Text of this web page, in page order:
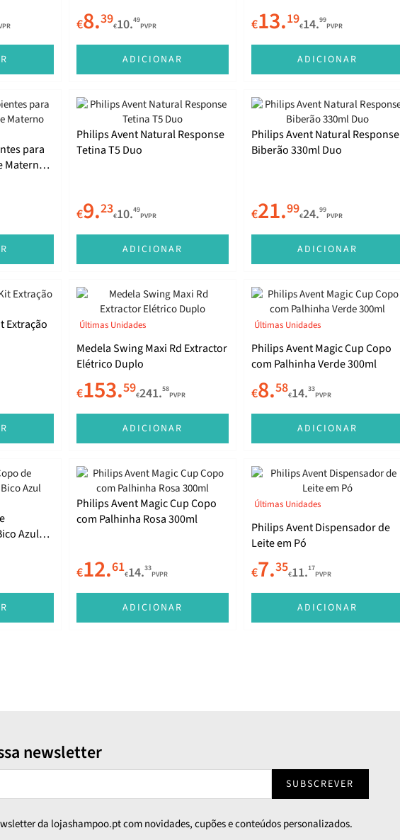
€8.39€10.49
PVPR
ADICIONAR
€13.19€14.99
PVPR
ADICIONAR
para
Philips Avent Natural Response
Tetina T5 Duo
€9.23€10.49
PVPR
ADICIONAR
Philips Avent Natural Response
Biberão 330ml Duo
€21.99€24.99
PVPR
ADICIONAR
Extração
Últimas Unidades
Medela Swing Maxi Rd Extractor
Elétrico Duplo
€153.59€241.58
PVPR
ADICIONAR
Últimas Unidades
Philips Avent Magic Cup Copo
com Palhinha Verde 300ml
€8.58€14.33
PVPR
ADICIONAR
Azul
Philips Avent Magic Cup Copo
com Palhinha Rosa 300ml
€12.61€14.33
PVPR
ADICIONAR
Últimas Unidades
Philips Avent Dispensador de
Leite em Pó
€7.35€11.17
PVPR
ADICIONAR
newsletter
SUBSCREVER
da lojashampoo.pt com novidades, cupões e conteúdos personalizados.